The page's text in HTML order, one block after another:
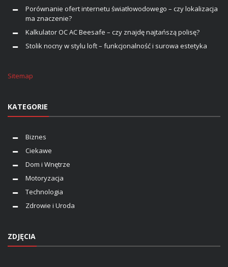
Porównanie ofert internetu światłowodowego – czy lokalizacja
ma znaczenie?
Kalkulator OC AC Beesafe – czy znajdę najtańszą polisę?
Stolik nocny w stylu loft – funkcjonalność i surowa estetyka
Sitemap
KATEGORIE
Biznes
Ciekawe
Dom i Wnętrze
Motoryzacja
Technologia
Zdrowie i Uroda
ZDJĘCIA